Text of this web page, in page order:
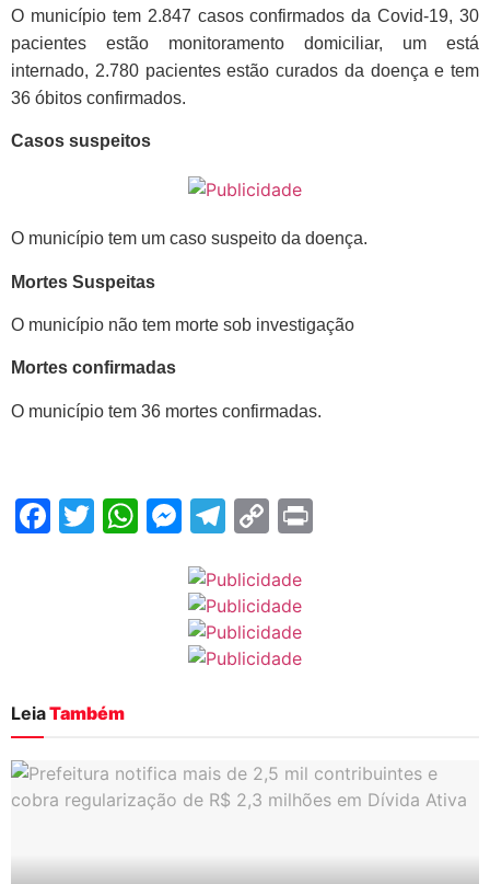
O município tem 2.847 casos confirmados da Covid-19, 30
pacientes estão monitoramento domiciliar, um está
internado, 2.780 pacientes estão curados da doença e tem
36 óbitos confirmados.
Casos suspeitos
O município tem um caso suspeito da doença.
Mortes Suspeitas
O município não tem morte sob investigação
Mortes confirmadas
O município tem 36 mortes confirmadas.
Facebook
Twitter
WhatsApp
Messenger
Telegram
Copy
LeiaTambém